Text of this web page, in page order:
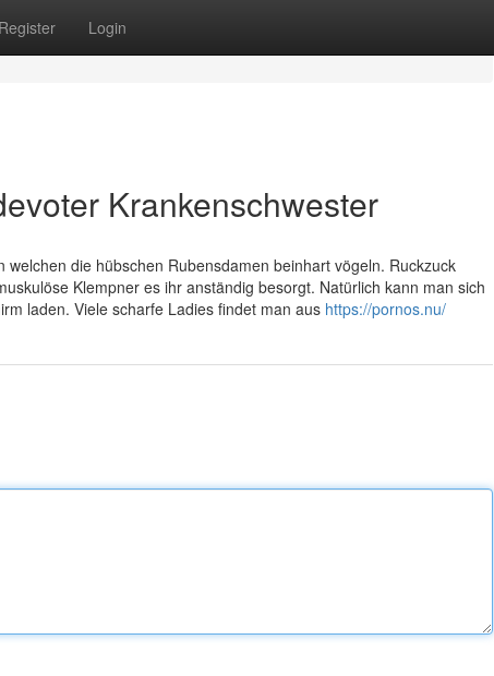
Register Login
Krankenschwester
die hübschen Rubensdamen beinhart vögeln. Ruckzuck
Klempner es ihr anständig besorgt. Natürlich kann man sich
laden. Viele scharfe Ladies findet man aus https://pornos.nu/